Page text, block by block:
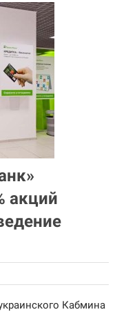
акций
Кабмина